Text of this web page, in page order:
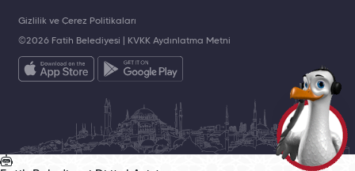
©2026 Fatih Belediyesi | KVKK Aydınlatma Metni
Gizlilik ve Çerez Politikaları